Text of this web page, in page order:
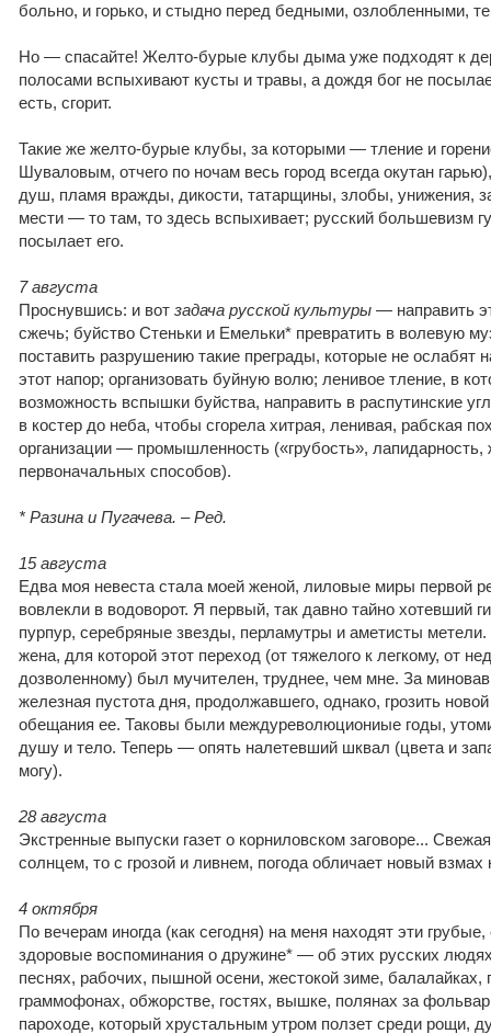
больно, и горько, и стыдно перед бедными, озлобленными,
Но — спасайте! Желто-бурые клубы дыма уже подходят к
полосами вспыхивают кусты и травы, а дождя бог не
есть, сгорит.
Такие же желто-бурые клубы, за которыми — тление и
Шуваловым, отчего по ночам весь город всегда окутан
душ, пламя вражды, дикости, татарщины, злобы, унижения,
мести — то там, то здесь вспыхивает; русский большевизм
посылает его.
7 августа
Проснувшись: и вот задача русской культуры — направить
сжечь; буйство Стеньки и Емельки* превратить в волевую
поставить разрушению такие преграды, которые не ослабят
этот напор; организовать буйную волю; ленивое тление, в
возможность вспышки буйства, направить в распутинские
в костер до неба, чтобы сгорела хитрая, ленивая, рабская
организации — промышленность («грубость», лапидарность,
первоначальных способов).
* Разина и Пугачева. – Ред.
15 августа
Едва моя невеста стала моей женой, лиловые миры первой
вовлекли в водоворот. Я первый, так давно тайно хотевший
пурпур, серебряные звезды, перламутры и аметисты
жена, для которой этот переход (от тяжелого к легкому, от
дозволенному) был мучителен, труднее, чем мне. За
железная пустота дня, продолжавшего, однако, грозить
обещания ее. Таковы были междуреволюциониые годы,
душу и тело. Теперь — опять налетевший шквал (цвета и
могу).
28 августа
Экстренные выпуски газет о корниловском заговоре...
солнцем, то с грозой и ливнем, погода обличает новый
4 октября
По вечерам иногда (как сегодня) на меня находят эти
здоровые воспоминания о дружине* — об этих русских
песнях, рабочих, пышной осени, жестокой зиме, балалайках,
граммофонах, обжорстве, гостях, вышке, полянах за
пароходе, который хрустальным утром ползет среди рощи,